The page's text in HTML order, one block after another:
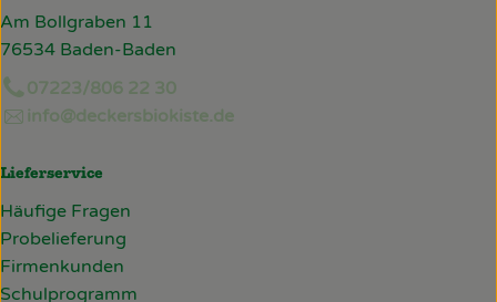
Am Bollgraben 11
76534 Baden-Baden
07223/806 22 30
info@deckersbiokiste.de
Lieferservice
Häufige Fragen
Probelieferung
Firmenkunden
Schulprogramm